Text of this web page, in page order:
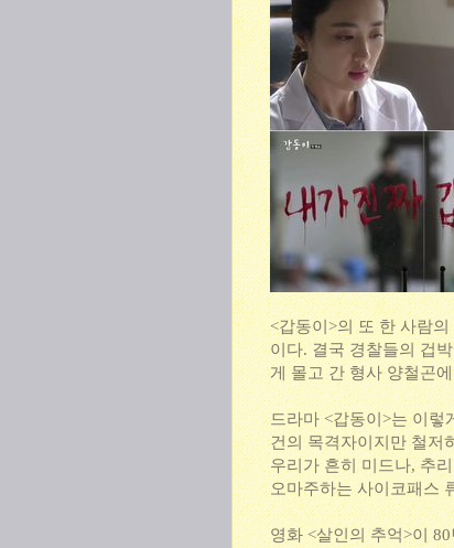
<갑동이>의 또 한 사람
이다. 결국 경찰들의 겁
게 몰고 간 형사 양철곤
드라마 <갑동이>는 이렇
건의 목격자이지만 철저
우리가 흔히 미드나, 추
오마주하는 사이코패스
영화 <살인의 추억>이